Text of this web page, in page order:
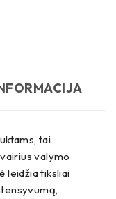
tai
valymo
leidžia tiksliai